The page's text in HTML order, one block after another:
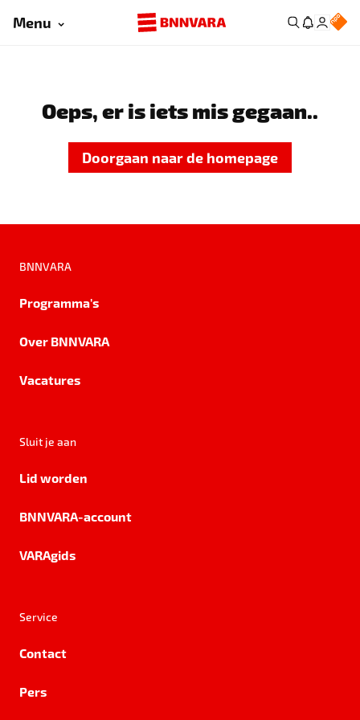
Menu
Oeps, er is iets mis gegaan..
Doorgaan naar de homepage
BNNVARA
Programma's
Over BNNVARA
Vacatures
Sluit je aan
Lid worden
BNNVARA-account
VARAgids
Service
Contact
Pers